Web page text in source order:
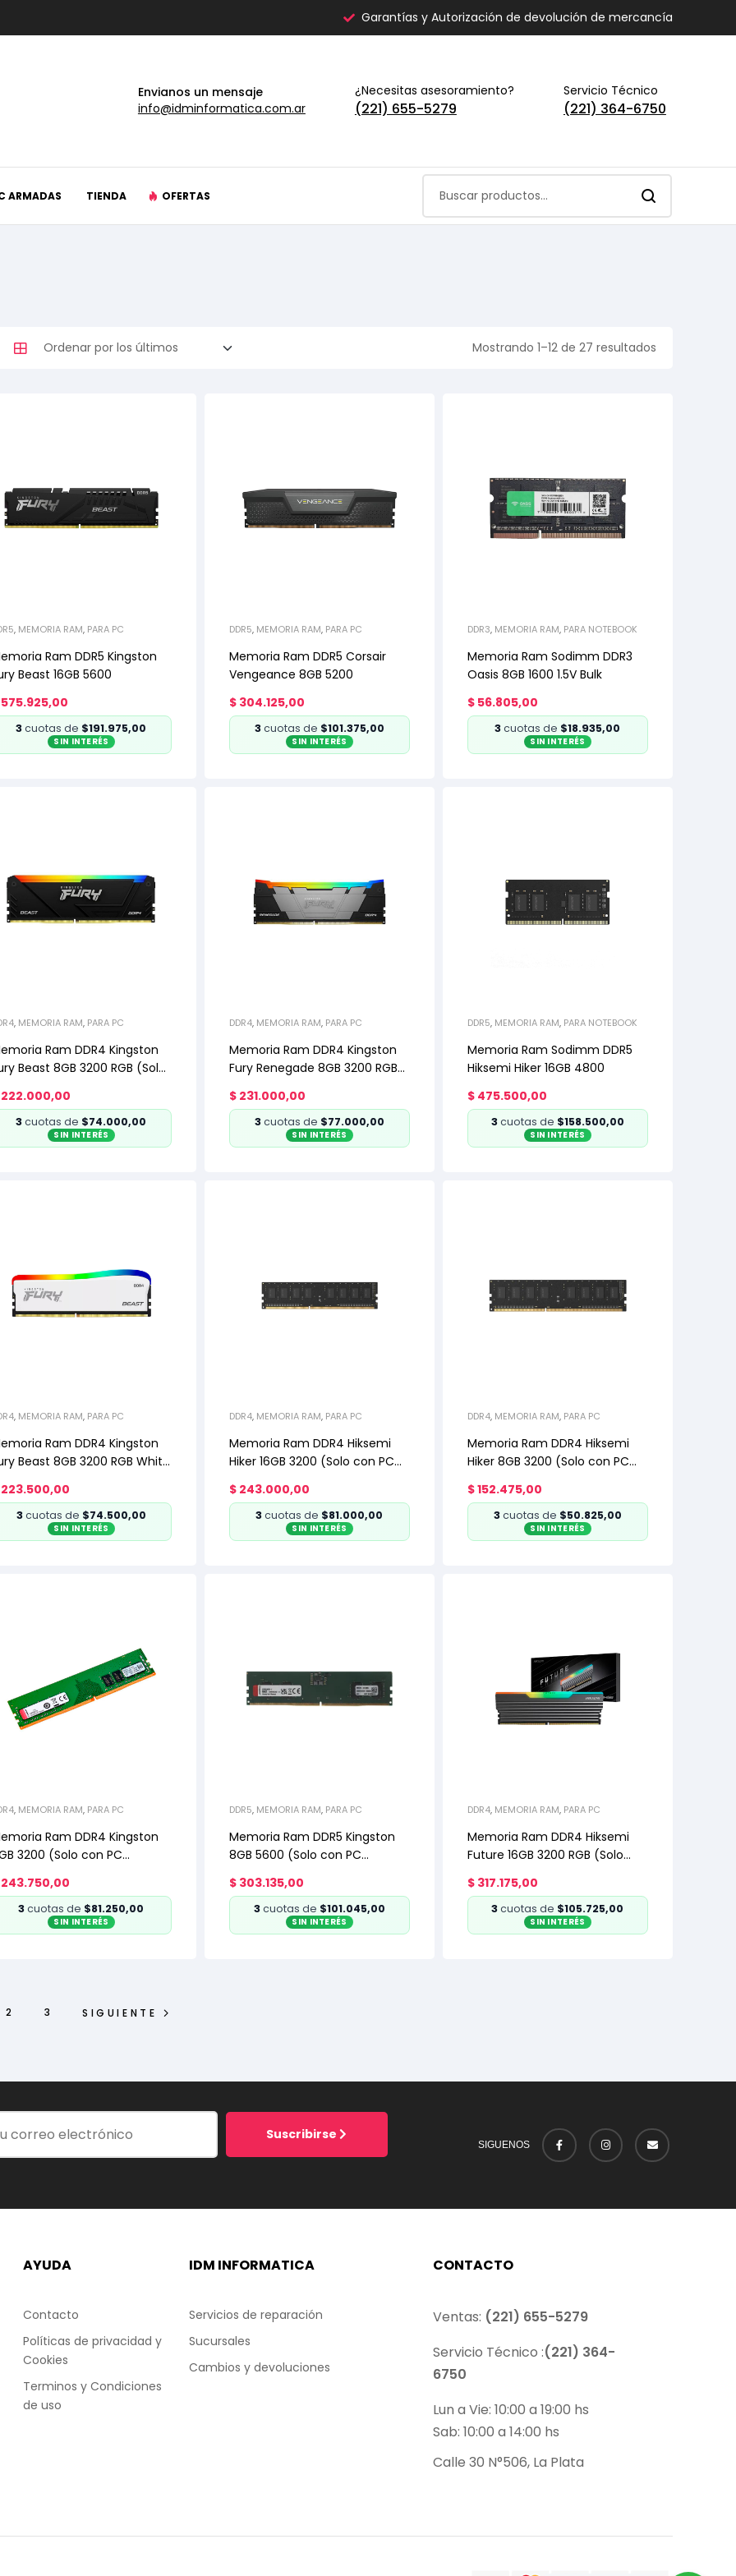
Garantías y Autorización de devolución de mercancía
Envianos un mensaje
info@idminformatica.com.ar
¿Necesitas asesoramiento?
(221) 655-5279
Servicio Técnico
(221) 364-6750
ARMADAS TIENDA OFERTAS
Mostrando 1–12 de 27 resultados
, MEMORIA RAM, PARA PC
Ram DDR5 Kingston
Beast 16GB 5600
575.925,00
3cuotas de $191.975,00
SIN INTERÉS
DDR5, MEMORIA RAM, PARA PC
Memoria Ram DDR5 Corsair
Vengeance 8GB 5200
$304.125,00
3cuotas de $101.375,00
SIN INTERÉS
DDR3, MEMORIA RAM, PARA NOTEBOOK
Memoria Ram Sodimm DDR3
Oasis 8GB 1600 1.5V Bulk
$56.805,00
3cuotas de $18.935,00
SIN INTERÉS
, MEMORIA RAM, PARA PC
Ram DDR4 Kingston
Beast 8GB 3200 RGB (Solo
222.000,00
3cuotas de $74.000,00
SIN INTERÉS
DDR4, MEMORIA RAM, PARA PC
Memoria Ram DDR4 Kingston
Fury Renegade 8GB 3200 RGB
$231.000,00
3cuotas de $77.000,00
SIN INTERÉS
DDR5, MEMORIA RAM, PARA NOTEBOOK
Memoria Ram Sodimm DDR5
Hiksemi Hiker 16GB 4800
$475.500,00
3cuotas de $158.500,00
SIN INTERÉS
, MEMORIA RAM, PARA PC
Ram DDR4 Kingston
Beast 8GB 3200 RGB White
223.500,00
3cuotas de $74.500,00
SIN INTERÉS
DDR4, MEMORIA RAM, PARA PC
Memoria Ram DDR4 Hiksemi
Hiker 16GB 3200 (Solo con PC
$243.000,00
3cuotas de $81.000,00
SIN INTERÉS
DDR4, MEMORIA RAM, PARA PC
Memoria Ram DDR4 Hiksemi
Hiker 8GB 3200 (Solo con PC
$152.475,00
3cuotas de $50.825,00
SIN INTERÉS
, MEMORIA RAM, PARA PC
Ram DDR4 Kingston
3200 (Solo con PC
243.750,00
3cuotas de $81.250,00
SIN INTERÉS
DDR5, MEMORIA RAM, PARA PC
Memoria Ram DDR5 Kingston
8GB 5600 (Solo con PC
$303.135,00
3cuotas de $101.045,00
SIN INTERÉS
DDR4, MEMORIA RAM, PARA PC
Memoria Ram DDR4 Hiksemi
Future 16GB 3200 RGB (Solo
$317.175,00
3cuotas de $105.725,00
SIN INTERÉS
2 3 SIGUIENTE
Suscribirse
SIGUENOS
AYUDA
Contacto
Políticas de privacidad y
Cookies
Terminos y Condiciones
de uso
IDM INFORMATICA
Servicios de reparación
Sucursales
Cambios y devoluciones
CONTACTO
Ventas: (221) 655-5279
Servicio Técnico :(221) 364-
6750
Lun a Vie: 10:00 a 19:00 hs
Sab: 10:00 a 14:00 hs
Calle 30 N°506, La Plata